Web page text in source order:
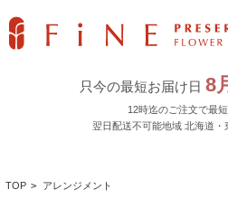
TOP > アレンジメント